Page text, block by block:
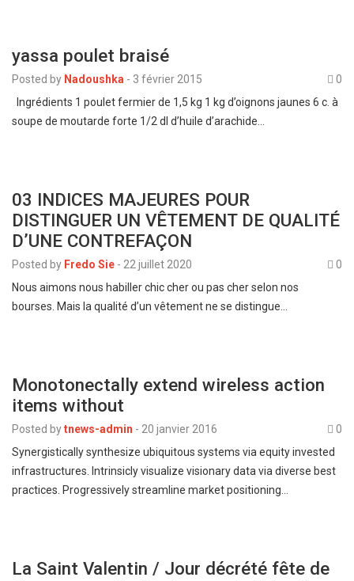
yassa poulet braisé
Posted by Nadoushka - 3 février 2015
0
Ingrédients 1 poulet fermier de 1,5 kg 1 kg d’oignons jaunes 6 c. à
soupe de moutarde forte 1/2 dl d’huile d’arachide…
03 INDICES MAJEURES POUR
DISTINGUER UN VÊTEMENT DE QUALITÉ
D’UNE CONTREFAÇON
Posted by Fredo Sie - 22 juillet 2020
0
Nous aimons nous habiller chic cher ou pas cher selon nos
bourses. Mais la qualité d’un vêtement ne se distingue…
Monotonectally extend wireless action
items without
Posted bytnews-admin - 20 janvier 2016
0
Synergistically synthesize ubiquitous systems via equity invested
infrastructures. Intrinsicly visualize visionary data via diverse best
practices. Progressively streamline market positioning…
La Saint Valentin / Jour décrété fête de